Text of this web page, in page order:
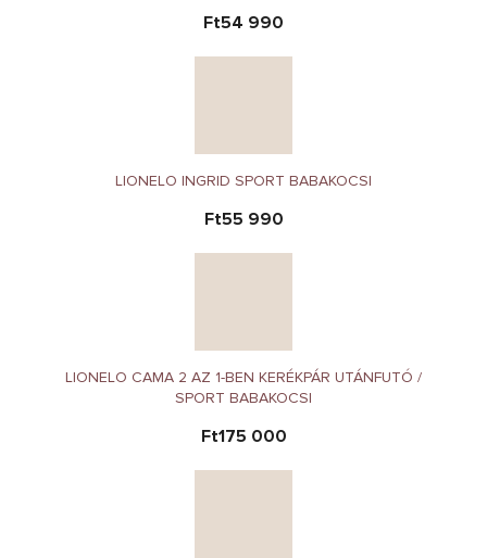
Ft54 990
LIONELO INGRID SPORT BABAKOCSI
Ft55 990
LIONELO CAMA 2 AZ 1-BEN KERÉKPÁR UTÁNFUTÓ /
SPORT BABAKOCSI
Ft175 000